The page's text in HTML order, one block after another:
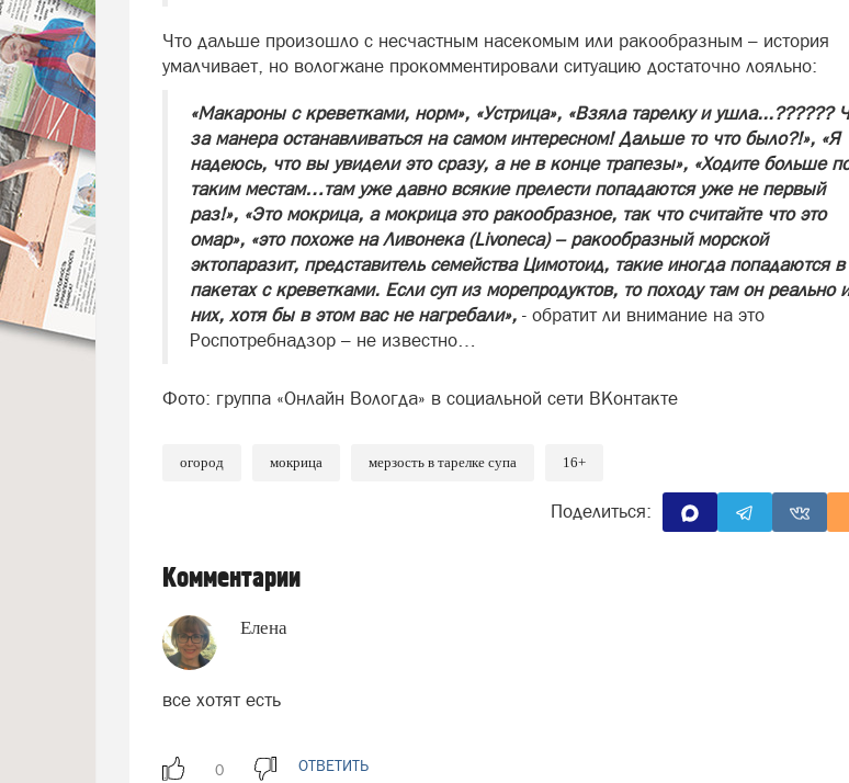
Что дальше произошло с несчастным насекомым или ракообразным – история
умалчивает, но вологжане прокомментировали ситуацию достаточно лояльно:
«Макароны с креветками, норм», «Устрица», «Взяла тарелку и ушла...??????
за манера останавливаться на самом интересном! Дальше то что было?!», «Я
надеюсь, что вы увидели это сразу, а не в конце трапезы», «Ходите больше
таким местам…там уже давно всякие прелести попадаются уже не первый
раз!», «Это мокрица, а мокрица это ракообразное, так что считайте что это
омар», «это похоже на Ливонека (Livoneca) – ракообразный морской
эктопаразит, представитель семейства Цимотоид, такие иногда попадаются в
пакетах с креветками. Если суп из морепродуктов, то походу там он реально
них, хотя бы в этом вас не нагребали», - обратит ли внимание на это
Роспотребнадзор – не известно…
Фото: группа «Онлайн Вологда» в социальной сети ВКонтакте
огород мокрица мерзость в тарелке супа 16+
Поделиться:
Комментарии
Елена
все хотят есть
ОТВЕТИТЬ